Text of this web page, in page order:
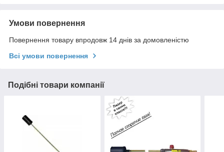
Умови повернення
Повернення товару впродовж 14 днів за домовленістю
Всі умови повернення
Подібні товари компанії